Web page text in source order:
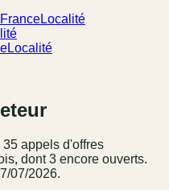
Localité
Localité
35 appel s d'offres
, dont 3 encore ouverts.
07/2026.